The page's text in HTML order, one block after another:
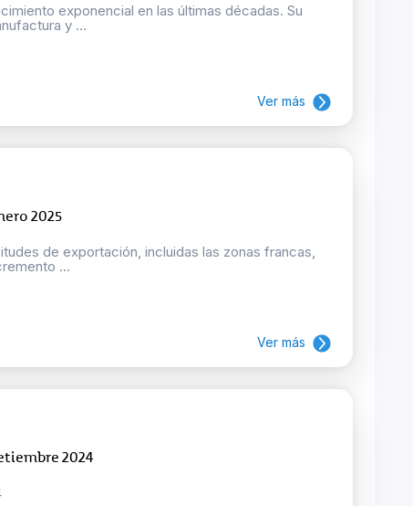
exponencial en las últimas décadas. Su
y ...
Ver más
2025
de exportación, incluidas las zonas francas,
...
Ver más
2024